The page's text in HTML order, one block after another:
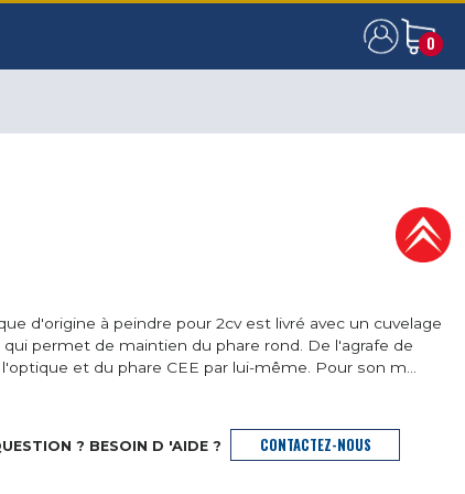
0
0
d'origine à peindre pour 2cv est livré avec un cuvelage
qui permet de maintien du phare rond. De l'agrafe de
et du phare CEE par lui-même. Pour son m...
? BESOIN D 'AIDE ? CONTACTEZ-NOUS